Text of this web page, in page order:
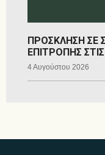
ΠΡΟΣΚΛΗΣΗ ΣΕ
ΕΠΙΤΡΟΠΗΣ
4 Αυγούστου 2026